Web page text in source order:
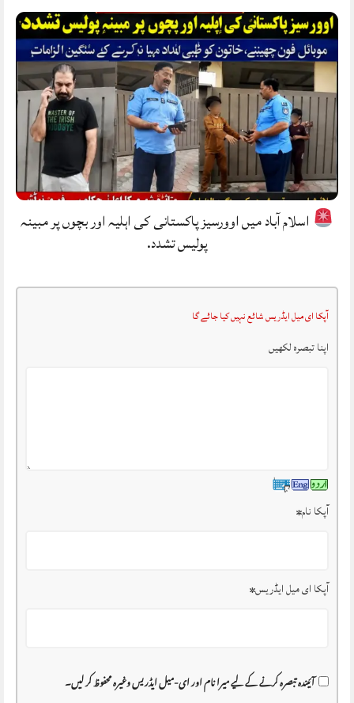
اسلام آباد میں اوورسیز پاکستانی کی اہلیہ اور بچوں پر مبینہ
پولیس تشدد.
آپکا ای میل ایڈریس شائع نہیں کیا جائے گا
اپنا تبصرہ لکھیں
آپکا نام*
آپکا ای میل ایڈریس*
آئیندہ تبصرہ کرنے کے لیے میرا نام اور ای-میل ایڈریس وغیرہ محفوظ کر لیں۔